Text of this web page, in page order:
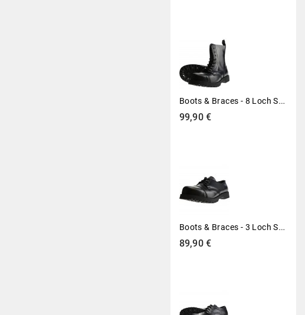
B
Oots & Braces - 8 Loch Stiefel Rangers Schwarz
Preis
99,90 €
B
Oots & Braces - 3 Loch Schuhe Rangers Schwarz
Preis
89,90 €